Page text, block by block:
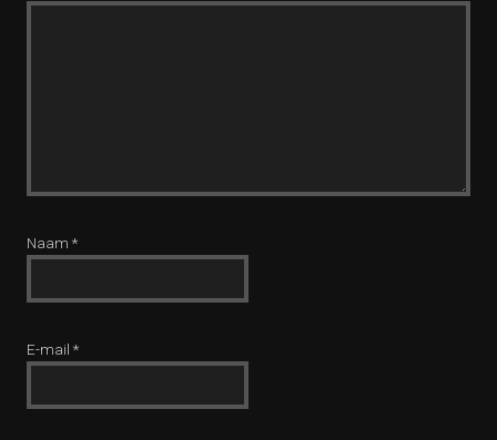
Naam *
E-mail *